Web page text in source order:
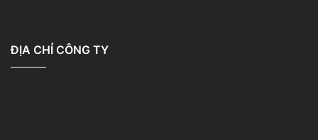
ĐỊA CHỈ CÔNG TY